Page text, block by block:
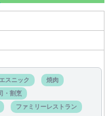
スニック
焼肉
・割烹
ファミリーレストラン